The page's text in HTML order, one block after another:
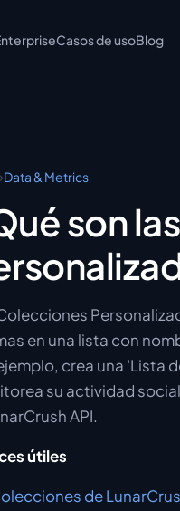
Casos de usoBlog
›Data & Metrics
son
en una lista con
crea una 'Lista
su actividad
API.
útiles
de